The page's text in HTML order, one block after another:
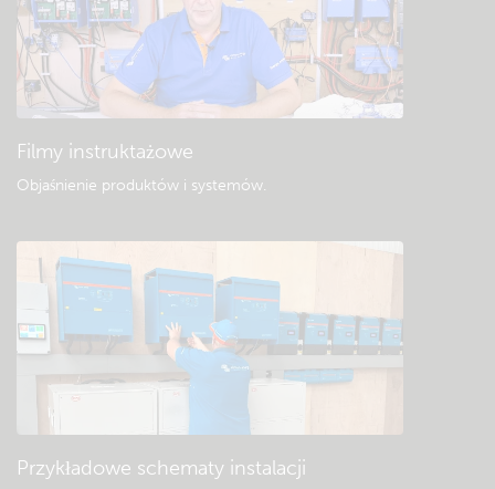
Filmy instruktażowe
Objaśnienie produktów i systemów.
Przykładowe schematy instalacji